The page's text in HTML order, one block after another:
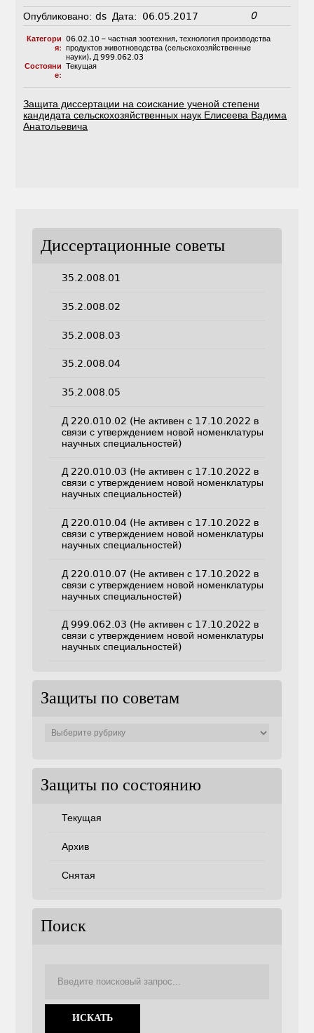
Опубликовано: ds Дата: 06.05.2017 0
Категори
я:
06.02.10 – частная зоотехния, технология производства
продуктов животноводства (сельскохозяйственные
науки), Д 999.062.03
Состояни
е:
Текущая
Защита диссертации на соискание ученой степени
кандидата сельскохозяйственных наук Елисеева Вадима
Анатольевича
Диссертационные советы
35.2.008.01
35.2.008.02
35.2.008.03
35.2.008.04
35.2.008.05
Д 220.010.02 (Не активен с 17.10.2022 в
связи с утверждением новой номенклатуры
научных специальностей)
Д 220.010.03 (Не активен с 17.10.2022 в
связи с утверждением новой номенклатуры
научных специальностей)
Д 220.010.04 (Не активен с 17.10.2022 в
связи с утверждением новой номенклатуры
научных специальностей)
Д 220.010.07 (Не активен с 17.10.2022 в
связи с утверждением новой номенклатуры
научных специальностей)
Д 999.062.03 (Не активен с 17.10.2022 в
связи с утверждением новой номенклатуры
научных специальностей)
Защиты по советам
Защиты по состоянию
Текущая
Архив
Снятая
Поиск